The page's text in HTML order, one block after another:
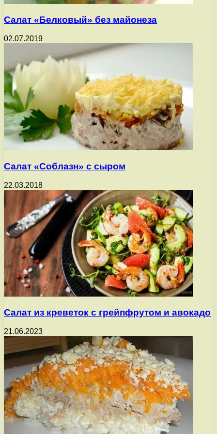
Салат «Белковый» без майонеза
02.07.2019
Салат «Соблазн» с сыром
22.03.2018
Салат из креветок с грейпфрутом и авокадо
21.06.2023